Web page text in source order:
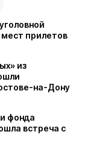
прилетов
из
на-Дону
фонда
встреча с